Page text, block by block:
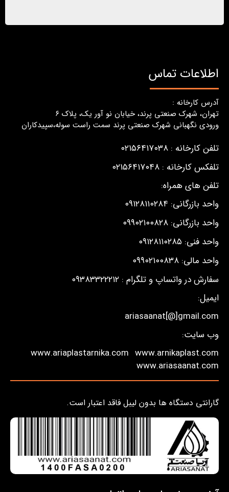
اطلاعات تماس
آدرس کارخانه :
تهران، شهرک صنعتی پرند، خیابان نو آور یک، پلاک ٦
ورودی نگهبانی شهرک صنعتی پرند سمت راست سوله،سپیدکاران
تلفن کارخانه : ۰۲۱۵۶۴۱۷۰۳۸
تلفکس کارخانه : ۰۲۱۵۶۴۱۷۰۴۸
تلفن های همراه:
واحد بازرگانی: ۰۹۱۲۸۱۱۰۲۸۴
واحد بازرگانی: ۰۹۹۰۲۱۰۰۸۲۸
واحد فنی: ۰۹۱۲۸۱۱۰۲۸۵
واحد مالی: ۰۹۹۰۲۱۰۰۸۳۸
سفارش در واتساپ و تلگرام : ۰۹۳۸۳۳۲۲۲۱۲
ایمیل:
ariasaanat[@]gmail.com
وب سایت:
www.arnikaplast.com
www.ariaplastarnika.com
www.ariasaanat.com
گارانتی دستگاه ها بدون لیبل فاقد اعتبار است.